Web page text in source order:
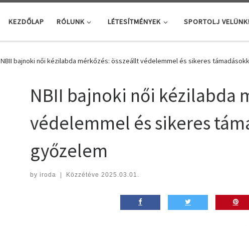
KEZDŐLAP RÓLUNK LÉTESÍTMÉNYEK SPORTOLJ VELÜNK!
NBII bajnoki női kézilabda mérkőzés: összeállt védelemmel és sikeres
NBII bajnoki női kézilabda
védelemmel és sikeres
győzelem
by iroda | Közzétéve 2025.03.01.